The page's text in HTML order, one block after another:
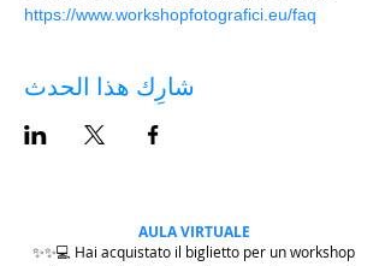
https://www.workshopfotografici.eu/faq
شارِك هذا الحدث
AULA VIRTUALE
✨✨💻 Hai acquistato il biglietto per un workshop